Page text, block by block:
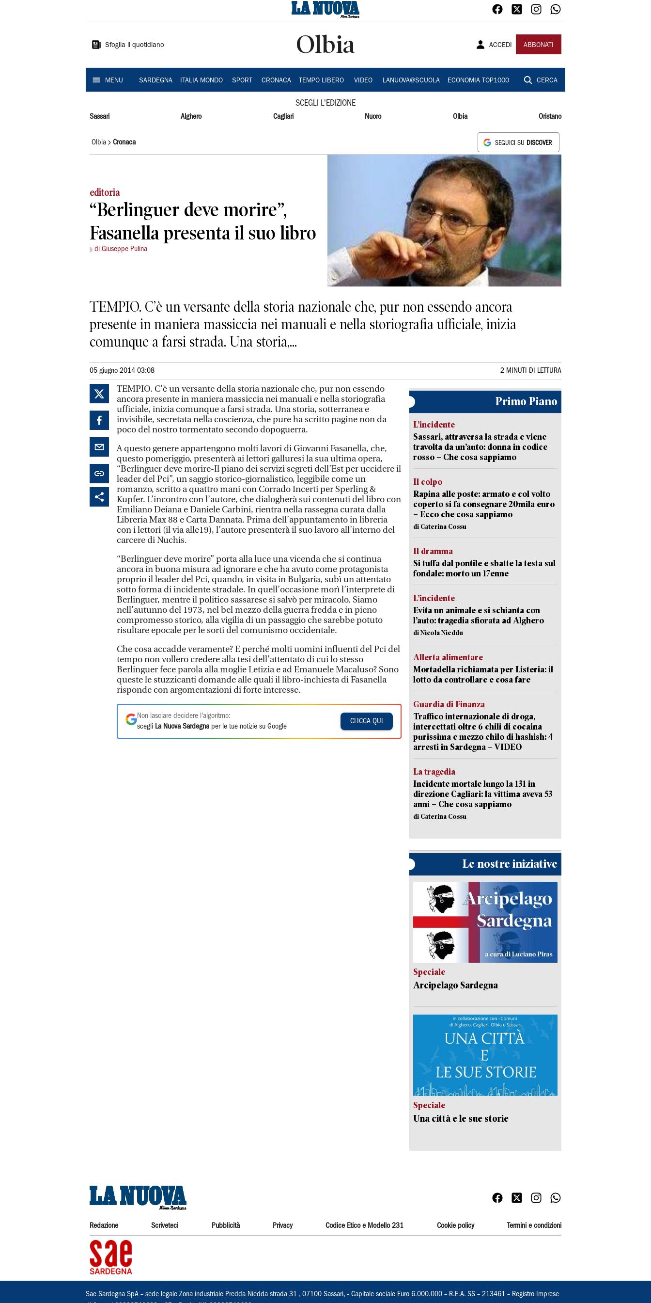
Sardegna
Sfoglia il quotidiano Olbia ACCEDI ABBONATI
MENU SARDEGNA ITALIA MONDO SPORT CRONACA TEMPO LIBERO VIDEO LANUOVA@SCUOLA ECONOMIA TOP1000 CERCA
SCEGLI L'EDIZIONE
Sassari Alghero Cagliari Nuoro Olbia Oristano
Olbia Cronaca SEGUICI SU DISCOVER
editoria
“Berlinguer deve morire”,
Fasanella presenta il suo libro
di Giuseppe Pulina
TEMPIO. C’è un versante della storia nazionale che, pur non essendo ancora
presente in maniera massiccia nei manuali e nella storiografia ufficiale, inizia
comunque a farsi strada. Una storia,...
05 giugno 2014 03:08 2 MINUTI DI LETTURA
TEMPIO. C’è un versante della storia nazionale che, pur non essendo
ancora presente in maniera massiccia nei manuali e nella storiografia
ufficiale, inizia comunque a farsi strada. Una storia, sotterranea e
invisibile, secretata nella coscienza, che pure ha scritto pagine non da
poco del nostro tormentato secondo dopoguerra.
A questo genere appartengono molti lavori di Giovanni Fasanella, che,
questo pomeriggio, presenterà ai lettori galluresi la sua ultima opera,
“Berlinguer deve morire-Il piano dei servizi segreti dell’Est per uccidere il
leader del Pci”, un saggio storico-giornalistico, leggibile come un
romanzo, scritto a quattro mani con Corrado Incerti per Sperling &
Kupfer. L’incontro con l’autore, che dialogherà sui contenuti del libro con
Emiliano Deiana e Daniele Carbini, rientra nella rassegna curata dalla
Libreria Max 88 e Carta Dannata. Prima dell’appuntamento in libreria
con i lettori (il via alle19), l’autore presenterà il suo lavoro all’interno del
carcere di Nuchis.
“Berlinguer deve morire” porta alla luce una vicenda che si continua
ancora in buona misura ad ignorare e che ha avuto come protagonista
proprio il leader del Pci, quando, in visita in Bulgaria, subì un attentato
sotto forma di incidente stradale. In quell’occasione morì l’interprete di
Berlinguer, mentre il politico sassarese si salvò per miracolo. Siamo
nell’autunno del 1973, nel bel mezzo della guerra fredda e in pieno
compromesso storico, alla vigilia di un passaggio che sarebbe potuto
risultare epocale per le sorti del comunismo occidentale.
Che cosa accadde veramente? E perché molti uomini influenti del Pci del
tempo non vollero credere alla tesi dell’attentato di cui lo stesso
Berlinguer fece parola alla moglie Letizia e ad Emanuele Macaluso? Sono
queste le stuzzicanti domande alle quali il libro-inchiesta di Fasanella
risponde con argomentazioni di forte interesse.
Non lasciare decidere l'algoritmo:
scegli La Nuova Sardegna per le tue notizie su Google
CLICCA QUI
Primo Piano
L’incidente
Sassari, attraversa la strada e viene
travolta da un’auto: donna in codice
rosso – Che cosa sappiamo
Il colpo
Rapina alle poste: armato e col volto
coperto si fa consegnare 20mila euro
– Ecco che cosa sappiamo
di Caterina Cossu
Il dramma
Si tuffa dal pontile e sbatte la testa sul
fondale: morto un 17enne
L’incidente
Evita un animale e si schianta con
l’auto: tragedia sfiorata ad Alghero
di Nicola Nieddu
Allerta alimentare
Mortadella richiamata per Listeria: il
lotto da controllare e cosa fare
Guardia di Finanza
Traffico internazionale di droga,
intercettati oltre 6 chili di cocaina
purissima e mezzo chilo di hashish: 4
arresti in Sardegna – VIDEO
La tragedia
Incidente mortale lungo la 131 in
direzione Cagliari: la vittima aveva 53
anni – Che cosa sappiamo
di Caterina Cossu
Le nostre iniziative
Speciale
Arcipelago Sardegna
Speciale
Una città e le sue storie
Redazione Scriveteci Pubblicità Privacy Codice Etico e Modello 231 Cookie policy Termini e condizioni
Sae Sardegna SpA – sede legale Zona industriale Predda Niedda strada 31 , 07100 Sassari, - Capitale sociale Euro 6.000.000 – R.E.A. SS – 213461 – Registro Imprese